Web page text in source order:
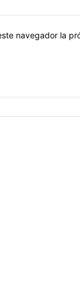
navegador la